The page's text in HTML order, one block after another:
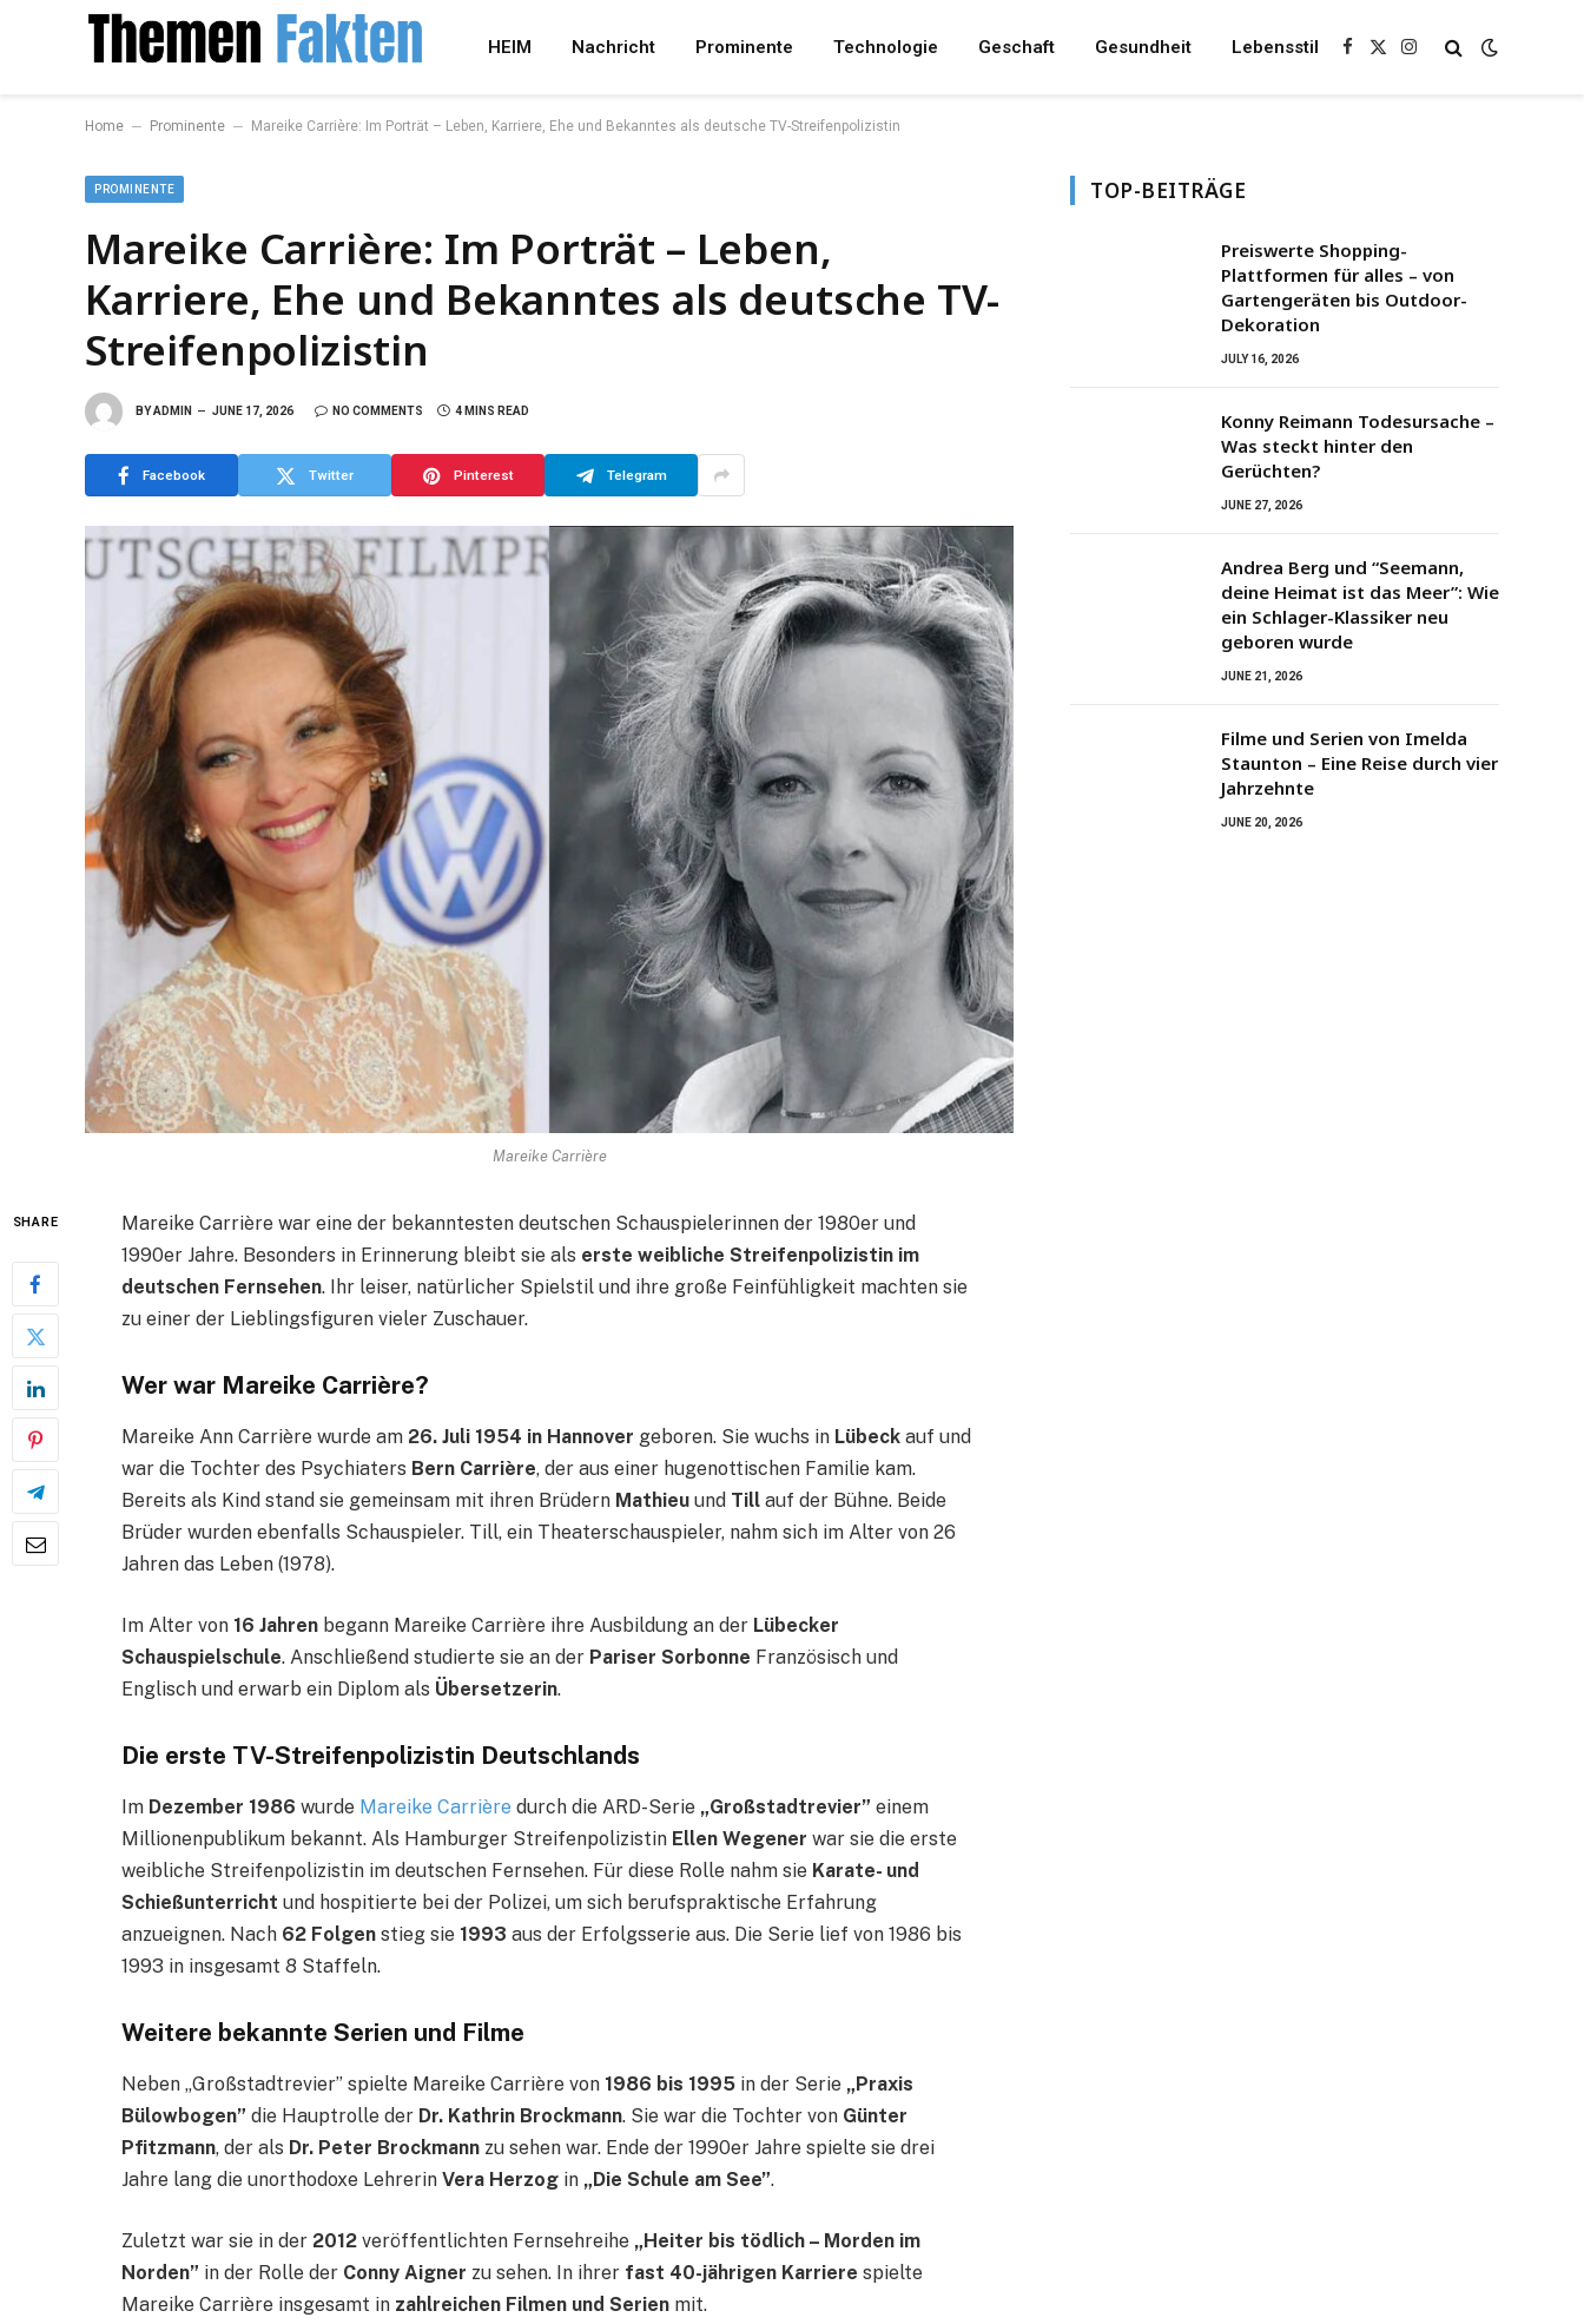
HEIM Nachricht Prominente Technologie Geschaft Gesundheit Lebensstil Facebook
X
Instagram
Home – Prominente – Mareike Carrière: Im Porträt – Leben, Karriere, Ehe und Bekanntes als deutsche TV-Streifenpolizistin
PROMINENTE
Mareike Carrière: Im Porträt – Leben,
Karriere, Ehe und Bekanntes als deutsche TV-
Streifenpolizistin
BYADMIN JUNE 17, 2026 NO COMMENTS 4 MINS READ
Facebook Twitter Pinterest Telegram
Mareike Carrière
SHARE
Mareike Carrière war eine der bekanntesten deutschen Schauspielerinnen der 1980er und
1990er Jahre. Besonders in Erinnerung bleibt sie als erste weibliche Streifenpolizistin im
deutschen Fernsehen. Ihr leiser, natürlicher Spielstil und ihre große Feinfühligkeit machten sie
zu einer der Lieblingsfiguren vieler Zuschauer.
Wer war Mareike Carrière?
Mareike Ann Carrière wurde am 26. Juli 1954 in Hannover geboren. Sie wuchs in Lübeck auf und
war die Tochter des Psychiaters Bern Carrière, der aus einer hugenottischen Familie kam.
Bereits als Kind stand sie gemeinsam mit ihren Brüdern Mathieu und Till auf der Bühne. Beide
Brüder wurden ebenfalls Schauspieler. Till, ein Theaterschauspieler, nahm sich im Alter von 26
Jahren das Leben (1978).
Im Alter von 16 Jahren begann Mareike Carrière ihre Ausbildung an der Lübecker
Schauspielschule. Anschließend studierte sie an der Pariser Sorbonne Französisch und
Englisch und erwarb ein Diplom als Übersetzerin.
Die erste TV-Streifenpolizistin Deutschlands
Im Dezember 1986 wurde Mareike Carrière durch die ARD-Serie „Großstadtrevier” einem
Millionenpublikum bekannt. Als Hamburger Streifenpolizistin Ellen Wegener war sie die erste
weibliche Streifenpolizistin im deutschen Fernsehen. Für diese Rolle nahm sie Karate- und
Schießunterricht und hospitierte bei der Polizei, um sich berufspraktische Erfahrung
anzueignen. Nach 62 Folgen stieg sie 1993 aus der Erfolgsserie aus. Die Serie lief von 1986 bis
1993 in insgesamt 8 Staffeln.
Weitere bekannte Serien und Filme
Neben „Großstadtrevier” spielte Mareike Carrière von 1986 bis 1995 in der Serie „Praxis
Bülowbogen” die Hauptrolle der Dr. Kathrin Brockmann. Sie war die Tochter von Günter
Pfitzmann, der als Dr. Peter Brockmann zu sehen war. Ende der 1990er Jahre spielte sie drei
Jahre lang die unorthodoxe Lehrerin Vera Herzog in „Die Schule am See”.
Zuletzt war sie in der 2012 veröffentlichten Fernsehreihe „Heiter bis tödlich – Morden im
Norden” in der Rolle der Conny Aigner zu sehen. In ihrer fast 40-jährigen Karriere spielte
Mareike Carrière insgesamt in zahlreichen Filmen und Serien mit.
TOP-BEITRÄGE
Preiswerte Shopping-
Plattformen für alles – von
Gartengeräten bis Outdoor-
Dekoration
JULY 16, 2026
Konny Reimann Todesursache –
Was steckt hinter den
Gerüchten?
JUNE 27, 2026
Andrea Berg und “Seemann,
deine Heimat ist das Meer”: Wie
ein Schlager-Klassiker neu
geboren wurde
JUNE 21, 2026
Filme und Serien von Imelda
Staunton – Eine Reise durch vier
Jahrzehnte
JUNE 20, 2026